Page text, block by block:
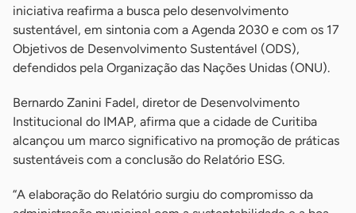
iniciativa reafirma a busca pelo desenvolvimento
sustentável, em sintonia com a Agenda 2030 e com os 17
Objetivos de Desenvolvimento Sustentável (ODS),
defendidos pela Organização das Nações Unidas (ONU).
Bernardo Zanini Fadel, diretor de Desenvolvimento
Institucional do IMAP, afirma que a cidade de Curitiba
alcançou um marco significativo na promoção de práticas
sustentáveis com a conclusão do Relatório ESG.
“A elaboração do Relatório surgiu do compromisso da